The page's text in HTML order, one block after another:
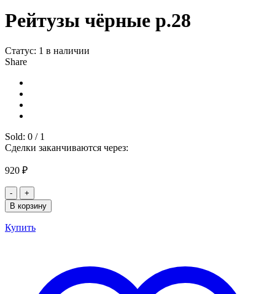
Рейтузы чёрные р.28
Статус: 1 в наличии
Share
Sold: 0 / 1
Сделки заканчиваются через:
920 ₽
Количество
товара
Рейтузы
чёрные
р.28
В корзину
Купить